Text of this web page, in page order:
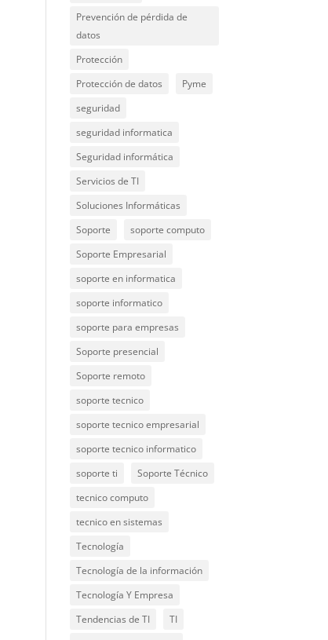
Prevención de pérdida de
datos
Protección
Protección de datos
Pyme
seguridad
seguridad informatica
Seguridad informática
Servicios de TI
Soluciones Informáticas
Soporte
soporte computo
Soporte Empresarial
soporte en informatica
soporte informatico
soporte para empresas
Soporte presencial
Soporte remoto
soporte tecnico
soporte tecnico empresarial
soporte tecnico informatico
soporte ti
Soporte Técnico
tecnico computo
tecnico en sistemas
Tecnología
Tecnología de la información
Tecnología Y Empresa
Tendencias de TI
TI